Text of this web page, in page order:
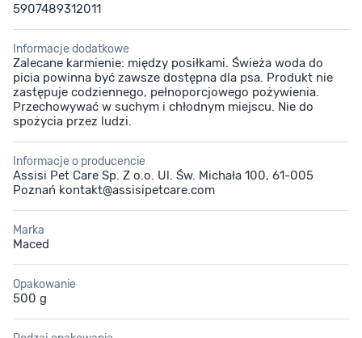
5907489312011
Informacje dodatkowe
Zalecane karmienie: między posiłkami. Świeża woda do
picia powinna być zawsze dostępna dla psa. Produkt nie
zastępuje codziennego, pełnoporcjowego pożywienia.
Przechowywać w suchym i chłodnym miejscu. Nie do
spożycia przez ludzi.
Informacje o producencie
Assisi Pet Care Sp. Z o.o. Ul. Św. Michała 100, 61-005
Poznań kontakt@assisipetcare.com
Marka
Maced
Opakowanie
500 g